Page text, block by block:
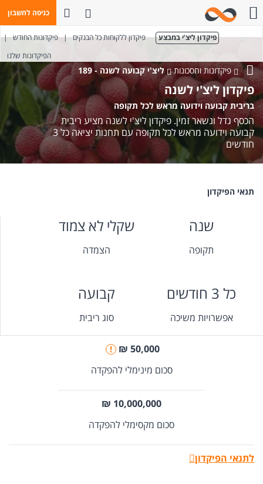
כניסה לחשבון
פתח חיפושחייגו אלינו
פיקדון ליצ'י במבצע פיקדון ללקוחות כל הבנקים | פיקדונות החודש |
הפיקדונות שלנו
בנק
מזרחי-טפחות
פיקדונות וחסכונות ליצ'י קבועה לשנה - 189
פיקדון ליצ'י לשנה
בריבית קבועה וידועה מראש לכל תקופה
הכסף גדל ונשאר זמין. פיקדון ליצ'י לשנה מציע ריבית
קבועה וידועה מראש לכל תקופה עם תחנות יציאה כל 3
חודשים
תנאי הפיקדון
תקופה
שנה
הצמדה
שקלי לא צמוד
אפשרויות משיכה
כל 3 חודשים
סוג ריבית
קבועה
סכום מינימלי להפקדה
50,000 ₪
!
סכום מקסימלי להפקדה
10,000,000 ₪
לתנאי הפיקדון